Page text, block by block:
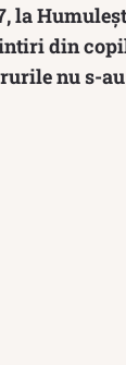
la
din
nu s-